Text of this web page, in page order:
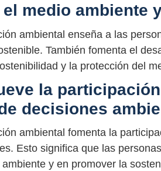
medio ambiente
ambiental enseña a las
También fomenta el
y la protección del
la
decisiones
ambiental fomenta la
Esto significa que las
y en promover la